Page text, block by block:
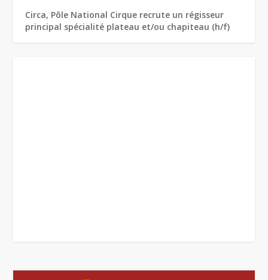
Circa, Pôle National Cirque recrute un régisseur
principal spécialité plateau et/ou chapiteau (h/f)